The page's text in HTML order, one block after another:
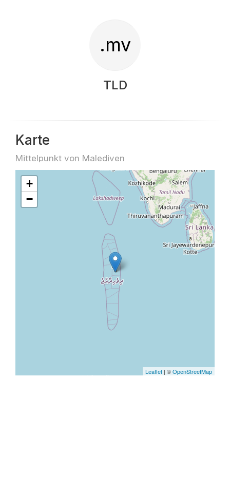
.mv
TLD
Karte
Mittelpunkt von Malediven
+
−
Leaflet | ©OpenStreetMap